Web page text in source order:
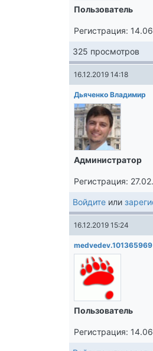
Пользователь
Регистрация:
325 просмотров
16.12.2019 14:18
Дьяченко Владимир
Администратор
Регистрация:
Войдите или
16.12.2019 15:24
medvedev.101365969
Пользователь
Регистрация: